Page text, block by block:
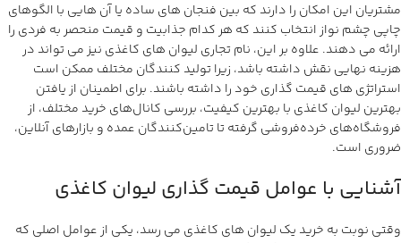
مشتریان این امکان را دارند که بین فنجان های ساده یا آن هایی با الگوهای
چاپی چشم نواز انتخاب کنند که هر کدام جذابیت و قیمت منحصر به فردی را
ارائه می دهند. علاوه بر این، نام تجاری لیوان های کاغذی نیز می تواند در
هزینه نهایی نقش داشته باشد، زیرا تولید کنندگان مختلف ممکن است
استراتژی های قیمت گذاری خود را داشته باشند. برای اطمینان از یافتن
بهترین لیوان کاغذی با بهترین کیفیت، بررسی کانال‌های خرید مختلف، از
فروشگاه‌های خرده‌فروشی گرفته تا تامین‌کنندگان عمده و بازارهای آنلاین،
ضروری است.
آشنایی با عوامل قیمت گذاری لیوان کاغذی
وقتی نوبت به خرید یک لیوان های کاغذی می رسد، یکی از عوامل اصلی که